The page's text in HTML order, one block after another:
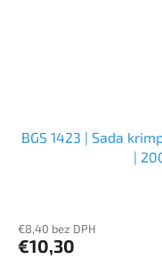
BGS 1423 | Sada
|
€8,40 bez DPH
€10,30